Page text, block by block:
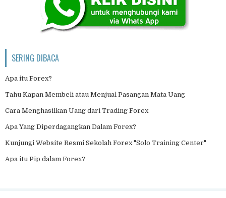
SERING DIBACA
Apa itu Forex?
Tahu Kapan Membeli atau Menjual Pasangan Mata Uang
Cara Menghasilkan Uang dari Trading Forex
Apa Yang Diperdagangkan Dalam Forex?
Kunjungi Website Resmi Sekolah Forex "Solo Training Center"
Apa itu Pip dalam Forex?